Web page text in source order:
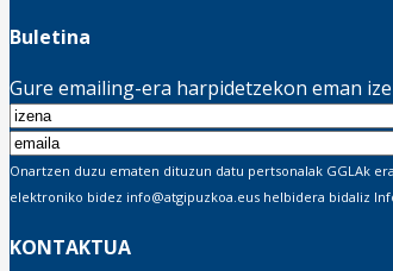
Buletina
Gure emailing-era harpidetzekon eman
Onartzen duzu ematen dituzun datu pertsonalak GGLAk
elektroniko bidez info@atgipuzkoa.eus helbidera bidaliz
KONTAKTUA